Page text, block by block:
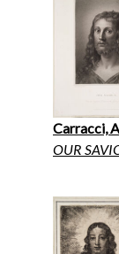
Carracci,
OUR